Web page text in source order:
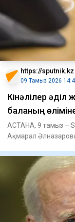
https://sputnik.kz
09 Тамыз 2026
Кінәлілер
баланың
АСТАНА, 9 тамыз –
Ақмарал